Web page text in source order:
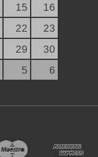
15
16
22
23
29
30
5 6